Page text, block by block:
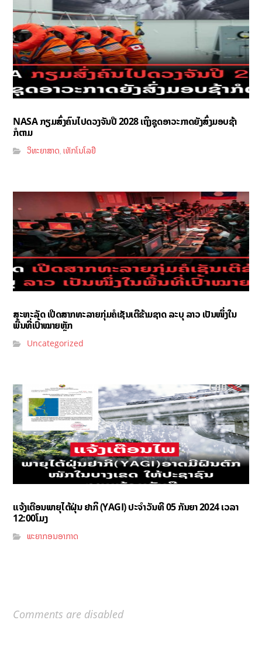
NASA ກຽມສົ່ງຄົນໄປດວງຈັນປີ 2028 ເຖິງຊຸດອາວະກາດຍັງສົ່ງມອບຊ້າ
ກໍຕາມ
ວິທະຍາສາດ,ເທັກໂນໂລຢີ
ສະຫະລັດ ເປີດສາກທະລາຍກຸ່ມຄໍເຊັນເຕີຂ້າມຊາດ ລະບຸ ລາວ ເປັນໜຶ່ງໃນ
ພື້ນທີ່ເປົ້າໝາຍຫຼັກ
Uncategorized
ແຈ້ງເຕືອນພາຍຸໄຕ້ຝຸ່ນ ຢາກິ (YAGI)​ ປະຈໍາວັນທີ 05 ກັນຍາ 2024 ເວລາ
12:00ໂມງ
ພະຍາກອນອາກາດ
Comments are disabled